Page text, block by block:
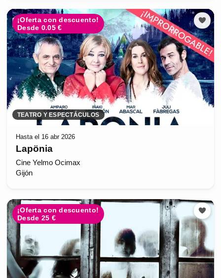
¡Oferta con descuento!
Desde 0.05 €
TEATRO Y ESPECTÁCULOS
Hasta el 16 abr 2026
Lapönia
Cine Yelmo Ocimax
Gijón
¡Oferta con descuento!
Desde 25 €